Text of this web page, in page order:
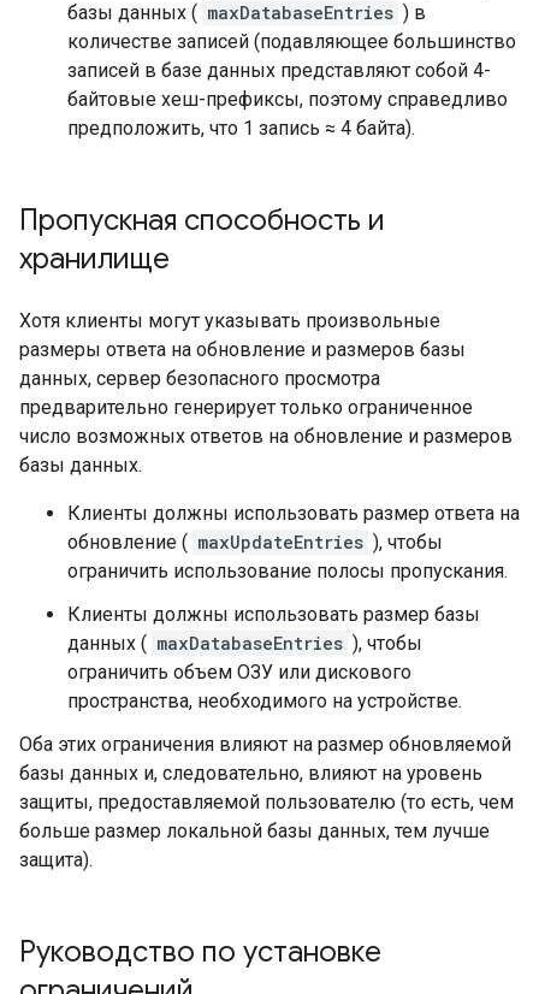
базы данных ( maxDatabaseEntries ) в
количестве записей (подавляющее большинство
записей в базе данных представляют собой 4-
байтовые хеш-префиксы, поэтому справедливо
предположить, что 1 запись ≈ 4 байта).
Пропускная способность и
хранилище
Хотя клиенты могут указывать произвольные
размеры ответа на обновление и размеров базы
данных, сервер безопасного просмотра
предварительно генерирует только ограниченное
число возможных ответов на обновление и размеров
базы данных.
Клиенты должны использовать размер ответа на
обновление ( maxUpdateEntries ), чтобы
ограничить использование полосы пропускания.
Клиенты должны использовать размер базы
данных ( maxDatabaseEntries ), чтобы
ограничить объем ОЗУ или дискового
пространства, необходимого на устройстве.
Оба этих ограничения влияют на размер обновляемой
базы данных и, следовательно, влияют на уровень
защиты, предоставляемой пользователю (то есть, чем
больше размер локальной базы данных, тем лучше
защита).
Руководство по установке